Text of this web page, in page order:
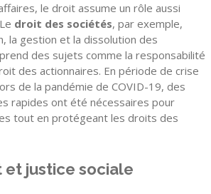
le droit assume un rôle aussi
droit des sociétés, par exemple,
la gestion et la dissolution des
des sujets comme la responsabilité
des actionnaires. En période de crise
de la pandémie de COVID-19, des
rapides ont été nécessaires pour
tout en protégeant les droits des
et justice sociale